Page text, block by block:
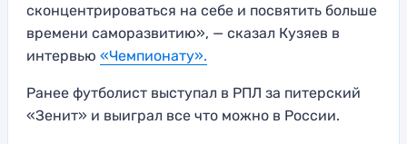
сконцентрироваться на себе и посвятить больше
времени саморазвитию», — сказал Кузяев в
интервью «Чемпионату».
Ранее футболист выступал в РПЛ за питерский
«Зенит» и выиграл все что можно в России.